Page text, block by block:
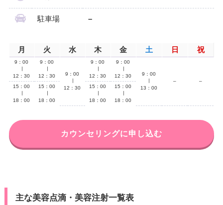
駐車場 –
月 火 水 木 金 土 日 祝
9：00
12：30
9：00
12：30
9：00
12：30
9：00
12：30
9：00
12：30
9：00
13：00
–
–
15：00
18：00
15：00
18：00
15：00
18：00
15：00
18：00
カウンセリングに申し込む
主な美容点滴・美容注射一覧表